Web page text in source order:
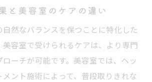
と美容室のケアの違い
然なバランスを保つことに特化した
容室で受けられるケアは、より専門
ーチが可能です。美容室では、ヘッ
メント施術によって、普段取りきれな